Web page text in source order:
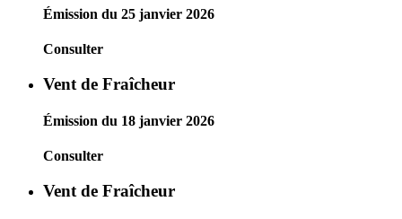
Émission du 25 janvier 2026
Consulter
Vent de Fraîcheur
Émission du 18 janvier 2026
Consulter
Vent de Fraîcheur